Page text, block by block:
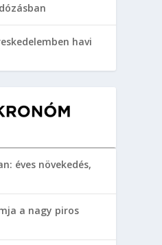
havi
éves növekedés,
a nagy piros